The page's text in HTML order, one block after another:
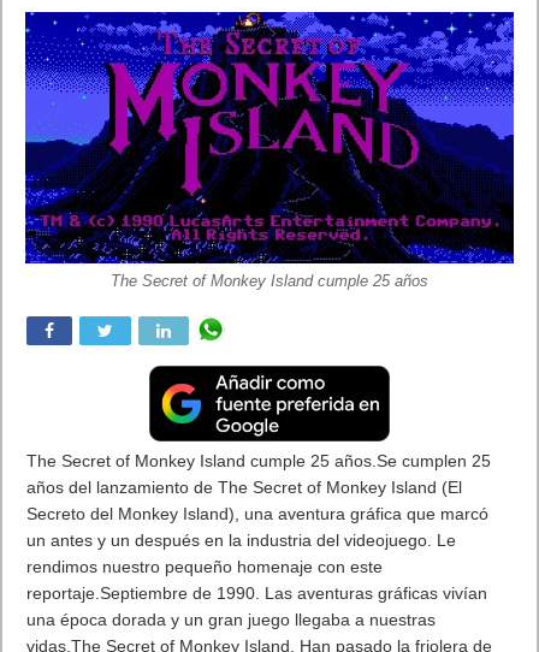
Juan Cascón Baños Actualizada:10/09/2015 16:05
Creada:09/09/2015
Apple,Destacada,Hardware, Lo más visto y
recomendado, Móviles
Evento de Apple de hoy es probable lo que más nos llama la
atención en el mundo de la tecnol´gia en Septiembre del 2015.
Estamos esperado las evoluciones de hardware de
Apple.Keynote Apple en directo iPhone 6S, iPhone 6S Plus,